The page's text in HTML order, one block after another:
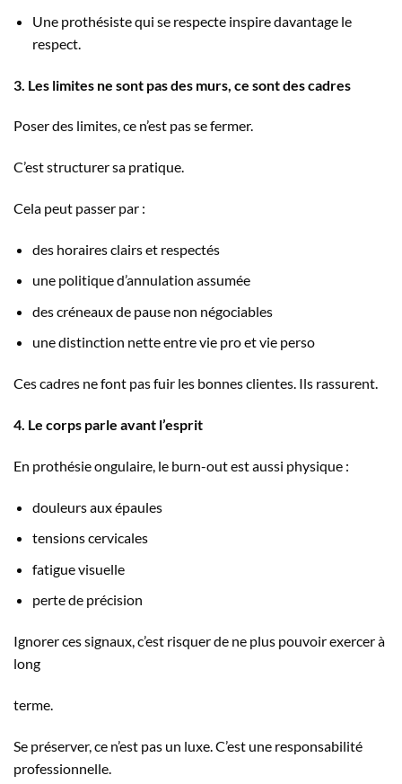
Une prothésiste qui se respecte inspire davantage le
respect.
3. Les limites ne sont pas des murs, ce sont des cadres
Poser des limites, ce n’est pas se fermer.
C’est structurer sa pratique.
Cela peut passer par :
des horaires clairs et respectés
une politique d’annulation assumée
des créneaux de pause non négociables
une distinction nette entre vie pro et vie perso
Ces cadres ne font pas fuir les bonnes clientes. Ils rassurent.
4. Le corps parle avant l’esprit
En prothésie ongulaire, le burn-out est aussi physique :
douleurs aux épaules
tensions cervicales
fatigue visuelle
perte de précision
Ignorer ces signaux, c’est risquer de ne plus pouvoir exercer à
long
terme.
Se préserver, ce n’est pas un luxe. C’est une responsabilité
professionnelle.